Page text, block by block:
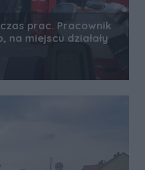
prac. Pracownik
miejscu działały